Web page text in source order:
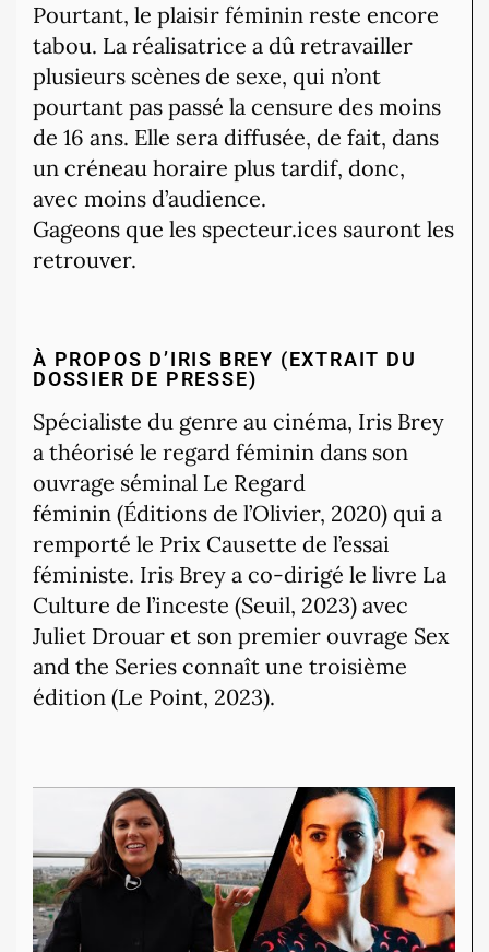
Pourtant, le plaisir féminin reste encore
tabou. La réalisatrice a dû retravailler
plusieurs scènes de sexe, qui n’ont
pourtant pas passé la censure des moins
de 16 ans. Elle sera diffusée, de fait, dans
un créneau horaire plus tardif, donc,
avec moins d’audience.
Gageons que les specteur.ices sauront les
retrouver.
À PROPOS D’IRIS BREY (EXTRAIT DU
DOSSIER DE PRESSE)
Spécialiste du genre au cinéma, Iris Brey
a théorisé le regard féminin dans son
ouvrage séminal Le Regard
féminin (Éditions de l’Olivier, 2020) qui a
remporté le Prix Causette de l’essai
féministe. Iris Brey a co-dirigé le livre La
Culture de l’inceste (Seuil, 2023) avec
Juliet Drouar et son premier ouvrage Sex
and the Series connaît une troisième
édition (Le Point, 2023).